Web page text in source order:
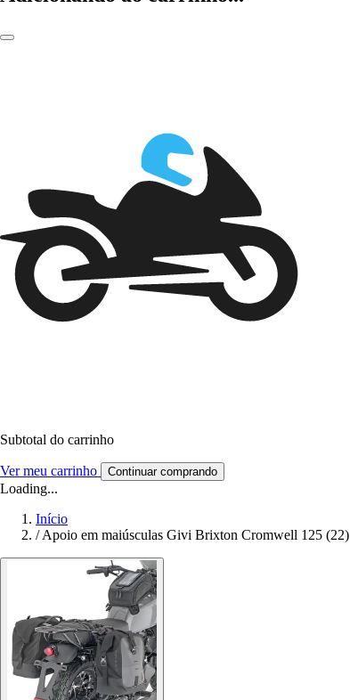
Subtotal do carrinho
Ver meu carrinho Continuar comprando
Loading...
Início
/ Apoio em maiúsculas Givi Brixton Cromwell 125 (22)